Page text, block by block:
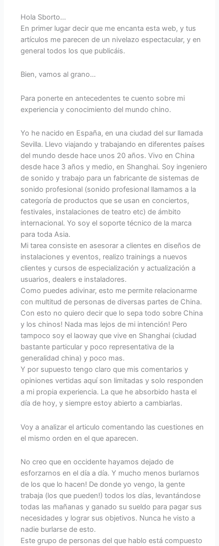
Hola Sborto…
En primer lugar decir que me encanta esta web, y tus
artículos me parecen de un nivelazo espectacular, y en
general todos los que publicáis.
Bien, vamos al grano…
Para ponerte en antecedentes te cuento sobre mi
experiencia y conocimiento del mundo chino.
Yo he nacido en España, en una ciudad del sur llamada
Sevilla. Llevo viajando y trabajando en diferentes países
del mundo desde hace unos 20 años. Vivo en China
desde hace 3 años y medio, en Shanghai. Soy ingeniero
de sonido y trabajo para un fabricante de sistemas de
sonido profesional (sonido profesional llamamos a la
categoría de productos que se usan en conciertos,
festivales, instalaciones de teatro etc) de ámbito
internacional. Yo soy el soporte técnico de la marca
para toda Asia.
Mi tarea consiste en asesorar a clientes en diseños de
instalaciones y eventos, realizo trainings a nuevos
clientes y cursos de especialización y actualización a
usuarios, dealers e instaladores.
Como puedes adivinar, esto me permite relacionarme
con multitud de personas de diversas partes de China.
Con esto no quiero decir que lo sepa todo sobre China
y los chinos! Nada mas lejos de mi intención! Pero
tampoco soy el laoway que vive en Shanghai (ciudad
bastante particular y poco representativa de la
generalidad china) y poco mas.
Y por supuesto tengo claro que mis comentarios y
opiniones vertidas aquí son limitadas y solo responden
a mi propia experiencia. La que he absorbido hasta el
día de hoy, y siempre estoy abierto a cambiarlas.
Voy a analizar el articulo comentando las cuestiones en
el mismo orden en el que aparecen.
No creo que en occidente hayamos dejado de
esforzarnos en el día a día. Y mucho menos burlarnos
de los que lo hacen! De donde yo vengo, la gente
trabaja (los que pueden!) todos los días, levantándose
todas las mañanas y ganado su sueldo para pagar sus
necesidades y lograr sus objetivos. Nunca he visto a
nadie burlarse de esto.
Este grupo de personas del que hablo está compuesto